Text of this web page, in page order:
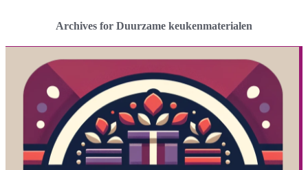
Archives for Duurzame keukenmaterialen